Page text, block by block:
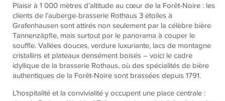
Plaisir à 1 000 mètres d’altitude au cœur de la Forêt-Noire : les
clients de l’auberge-brasserie Rothaus 3 étoiles à
Grafenhausen sont attirés non seulement par la célèbre bière
Tannenzäpfle, mais surtout par le panorama à couper le
souffle. Vallées douces, verdure luxuriante, lacs de montagne
cristallins et plateaux densément boisés – voici le cadre
idyllique de la brasserie Rothaus, où des spécialités de bière
authentiques de la Forêt-Noire sont brassées depuis 1791.
L’hospitalité et la convivialité y occupent une place centrale :